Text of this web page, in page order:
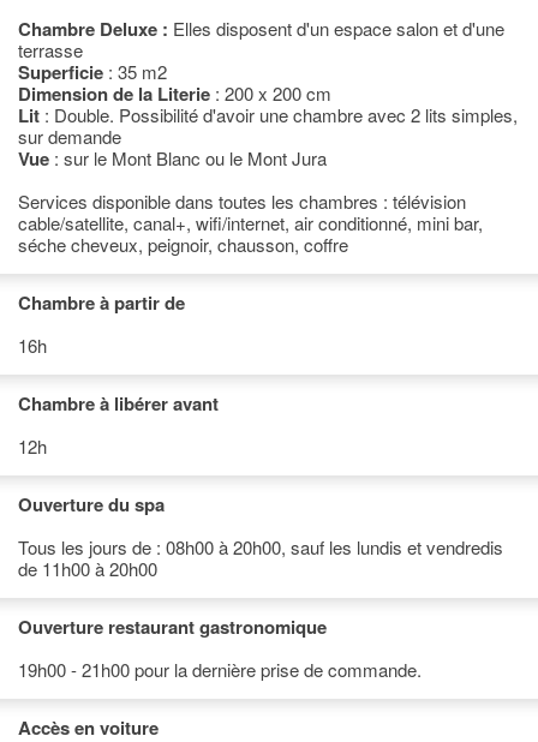
Chambre Deluxe : Elles disposent d'un espace salon et d'une
terrasse
Superficie : 35 m2
Dimension de la Literie : 200 x 200 cm
Lit : Double. Possibilité d'avoir une chambre avec 2 lits simples,
sur demande
Vue : sur le Mont Blanc ou le Mont Jura
Services disponible dans toutes les chambres : télévision
cable/satellite, canal+, wifi/internet, air conditionné, mini bar,
séche cheveux, peignoir, chausson, coffre
Chambre à partir de
16h
Chambre à libérer avant
12h
Ouverture du spa
Tous les jours de : 08h00 à 20h00, sauf les lundis et vendredis
de 11h00 à 20h00
Ouverture restaurant gastronomique
19h00 - 21h00 pour la dernière prise de commande.
Accès en voiture